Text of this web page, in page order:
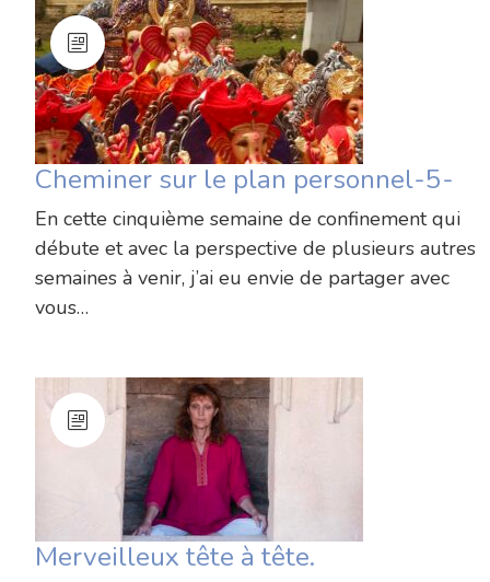
Cheminer sur le plan personnel-5-
En cette cinquième semaine de confinement qui
débute et avec la perspective de plusieurs autres
semaines à venir, j’ai eu envie de partager avec
vous…
Merveilleux tête à tête.